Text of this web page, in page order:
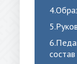
состав